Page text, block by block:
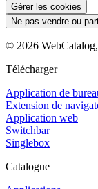
Gérer les cookies
Ne pas vendre ou
© 2026
Télécharger
Application de
Extension de
Application web
Switchbar
Singlebox
Catalogue